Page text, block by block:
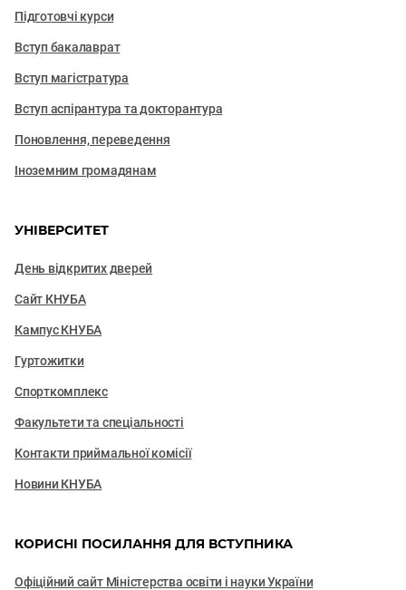
Підготовчі курси
Вступ бакалаврат
Вступ магістратура
Вступ аспірантура та докторантура
Поновлення, переведення
Іноземним громадянам
УНІВЕРСИТЕТ
День відкритих дверей
Сайт КНУБА
Кампус КНУБА
Гуртожитки
Спорткомплекс
Факультети та cпеціальності
Контакти приймальної комісії
Новини КНУБА
КОРИСНІ ПОСИЛАННЯ ДЛЯ ВСТУПНИКА
Офіційний сайт Міністерства освіти і науки України